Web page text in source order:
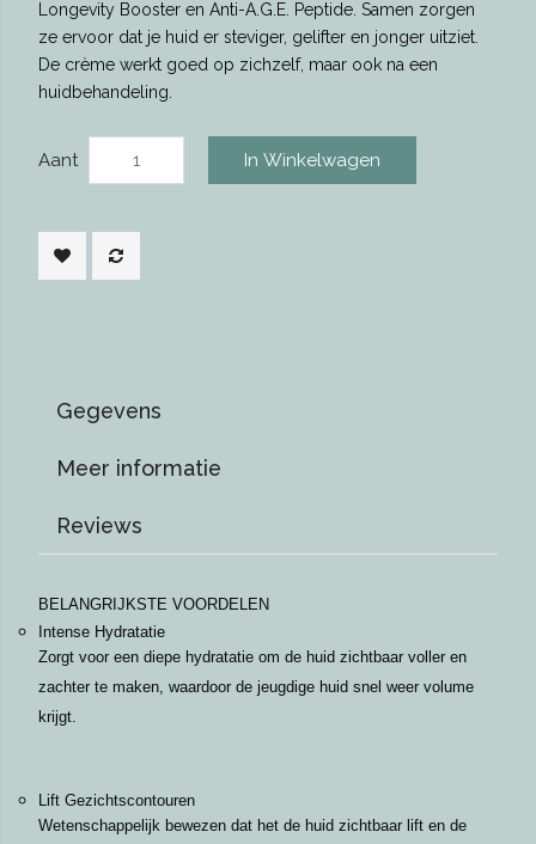
Longevity Booster en Anti-A.G.E. Peptide. Samen zorgen
ze ervoor dat je huid er steviger, gelifter en jonger uitziet.
De crème werkt goed op zichzelf, maar ook na een
huidbehandeling.
Aant In Winkelwagen
Gegevens
Meer informatie
Reviews
BELANGRIJKSTE VOORDELEN
Intense Hydratatie
Zorgt voor een diepe hydratatie om de huid zichtbaar voller en
zachter te maken, waardoor de jeugdige huid snel weer volume
krijgt.
Lift Gezichtscontouren
Wetenschappelijk bewezen dat het de huid zichtbaar lift en de